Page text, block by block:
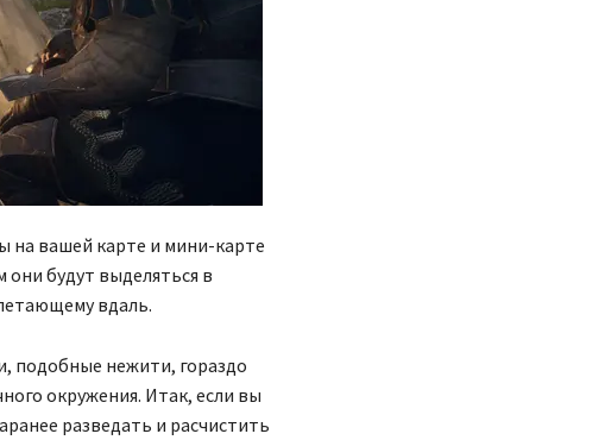
на вашей карте и мини-карте
будут выделяться в
вдаль.
подобные нежити, гораздо
окружения. Итак, если вы
разведать и расчистить